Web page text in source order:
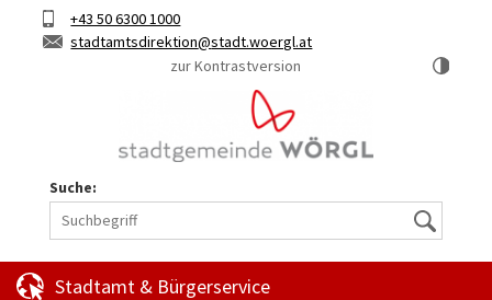
Hauptinhalt
KurztasteTelefon+43 50 6300 1000
E-
stadtamtsdirektion
stadt.woergl.at
zur Kontrastversion
Suche:
Suche
Stadtamt & Bürgerservice